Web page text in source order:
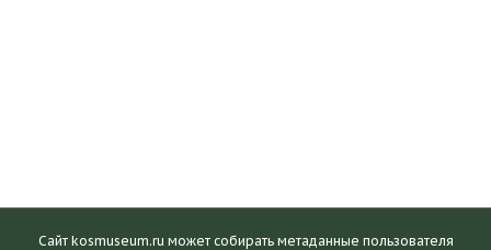
Сайт kosmuseum.ru может собирать метаданные пользователя